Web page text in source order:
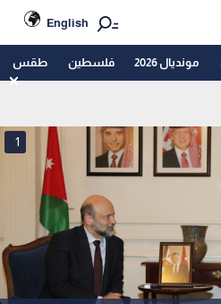
English
مونديال 2026 فلسطين طقس
1